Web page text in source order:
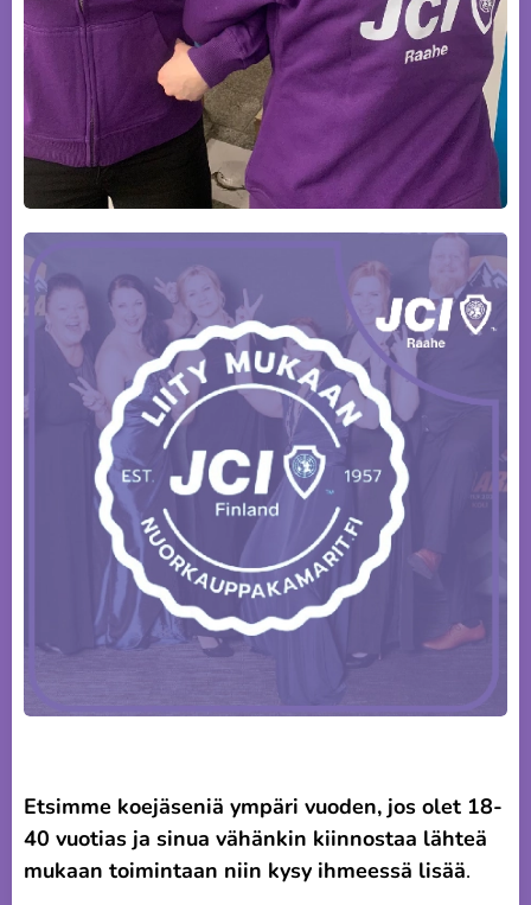
Etsimme koejäseniä ympäri vuoden, jos olet 18-
40 vuotias ja sinua vähänkin kiinnostaa lähteä
mukaan toimintaan niin kysy ihmeessä lisää.